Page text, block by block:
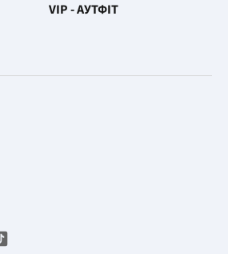
VIP - АУТФІТ